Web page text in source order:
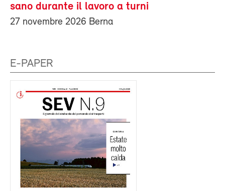
sano durante il lavoro a turni
27 novembre 2026 Berna
E-PAPER